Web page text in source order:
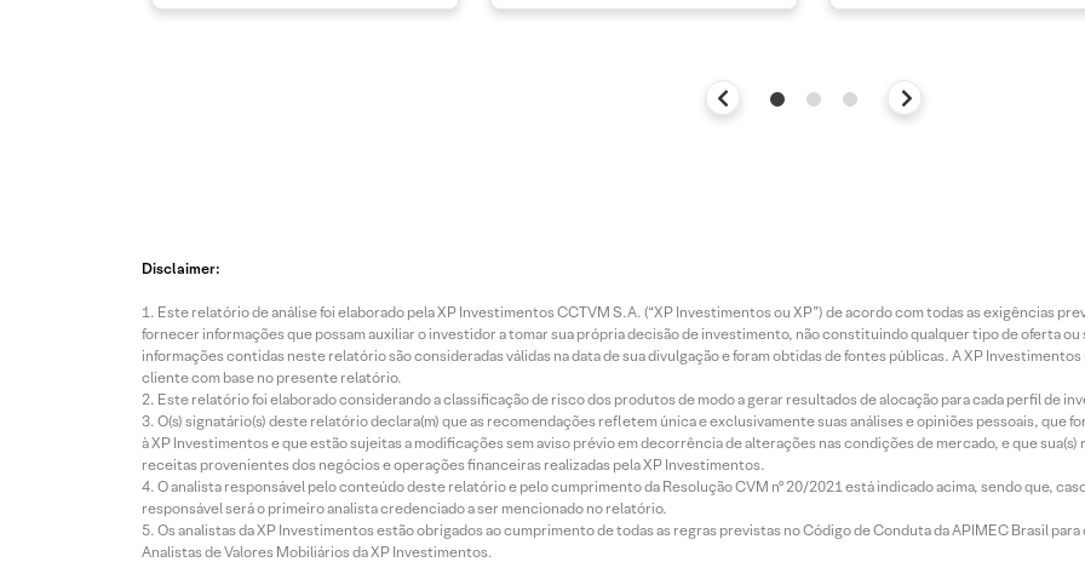
Disclaimer:
Este relatório de análise foi elaborado pela XP Investimentos CCTVM S.A. (“XP Investimentos ou XP”) de acordo com todas as exigências
fornecer informações que possam auxiliar o investidor a tomar sua própria decisão de investimento, não constituindo qualquer tipo de oferta
informações contidas neste relatório são consideradas válidas na data de sua divulgação e foram obtidas de fontes públicas. A XP
cliente com base no presente relatório.
Este relatório foi elaborado considerando a classificação de risco dos produtos de modo a gerar resultados de alocação para cada perfil de
O(s) signatário(s) deste relatório declara(m) que as recomendações refletem única e exclusivamente suas análises e opiniões pessoais, que
à XP Investimentos e que estão sujeitas a modificações sem aviso prévio em decorrência de alterações nas condições de mercado, e que
receitas provenientes dos negócios e operações financeiras realizadas pela XP Investimentos.
O analista responsável pelo conteúdo deste relatório e pelo cumprimento da Resolução CVM nº 20/2021 está indicado acima, sendo que,
responsável será o primeiro analista credenciado a ser mencionado no relatório.
Os analistas da XP Investimentos estão obrigados ao cumprimento de todas as regras previstas no Código de Conduta da APIMEC Brasil
Analistas de Valores Mobiliários da XP Investimentos.